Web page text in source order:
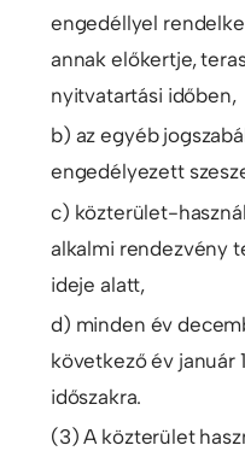
engedéllyel
annak előkertje,
nyitvatartási időben,
b) az egyéb
engedélyezett
c) közterület-
alkalmi rendezvény
ideje alatt,
d) minden év
következő év
időszakra.
(3) A közterület